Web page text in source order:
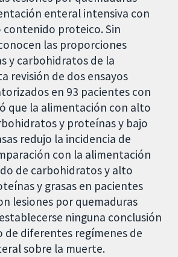
enteral intensiva con
proteico. Sin
las proporciones
y carbohidratos de la
revisión de dos ensayos
en 93 pacientes con
que la alimentación con alto
y proteínas y bajo
redujo la incidencia de
con la alimentación
de carbohidratos y alto
y grasas en pacientes
lesiones por quemaduras
ninguna conclusión
de diferentes regímenes de
sobre la muerte.